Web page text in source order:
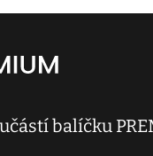
balíčku